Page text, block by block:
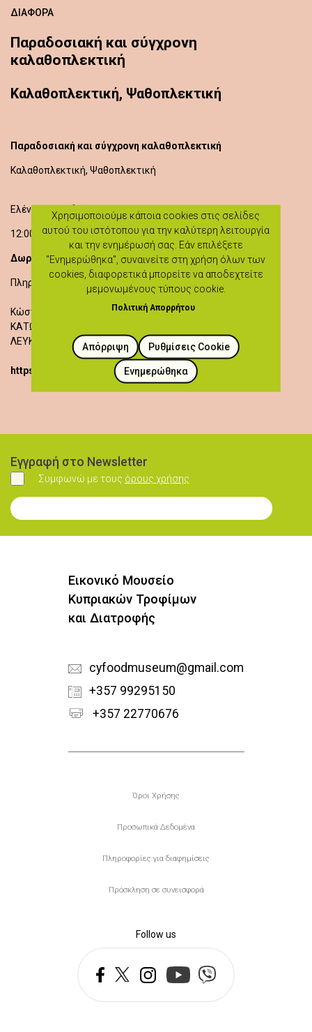
ΔΙΆΦΟΡΑ
Παραδοσιακή και σύγχρονη
καλαθοπλεκτική
Καλαθοπλεκτική, Ψαθοπλεκτική
Παραδοσιακή και σύγχρονη καλαθοπλεκτική
Καλαθοπλεκτική, Ψαθοπλεκτική
Ελένη Χριστοδούλου
12:00 - 14:00
Δωρεάν Είσοδος
Πληροφορίες: 99431593
Κώστα Μισιαούλη 4
ΚΑΤΩ ΔΕΥΤΕΡΑ
ΛΕΥΚΩΣΙΑ
https://heartlandoflegends.com/workshops/
Εγγραφή στο Newsletter
Συμφωνώ
Συμφωνώ με τους όρους χρήσης
Εγγραφή στο Newsletter
Εικονικό Μουσείο
Κυπριακών Τροφίμων
και Διατροφής
cyfoodmuseum@gmail.com
+357 99295150
+357 22770676
Υποσέλιδο
Όροι Χρήσης
Προσωπικά Δεδομένα
Πληροφορίες για διαφημίσεις
Πρόσκληση σε συνεισφορά
Follow us
Χρησιμοποιούμε κάποια cookies στις σελίδες
αυτού του ιστότοπου για την καλύτερη λειτουργία
και την ενημέρωσή σας. Εάν επιλέξετε
"Ενημερώθηκα", συναινείτε στη χρήση όλων των
cookies, διαφορετικά μπορείτε να αποδεχτείτε
μεμονωμένους τύπους cookie.
Πολιτική Απορρήτου
Ρυθμίσεις Cookie
Απόρριψη
Ενημερώθηκα